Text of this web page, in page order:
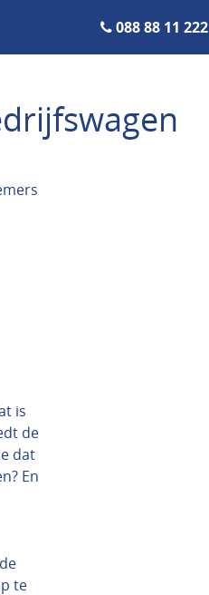
088 88 11 222
is
de
dat
En
te